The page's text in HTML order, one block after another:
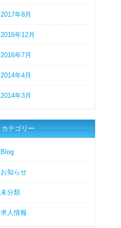
2017年8月
2016年12月
2016年7月
2014年4月
2014年3月
カテゴリー
Blog
お知らせ
未分類
求人情報